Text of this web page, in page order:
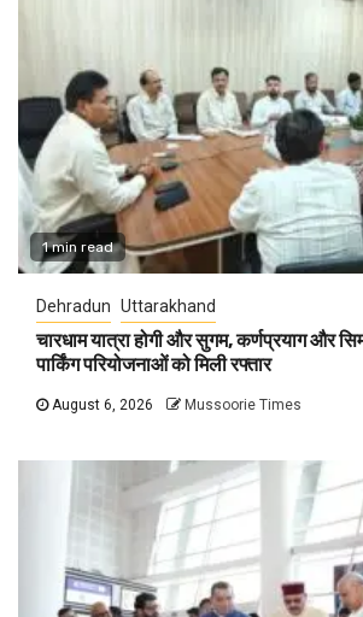
1 min read
Dehradun Uttarakhand
चारधाम यात्रा होगी और सुगम, कर्णप्रयाग और
पार्किंग परियोजनाओं को मिली रफ्तार
August 6, 2026 Mussoorie Times